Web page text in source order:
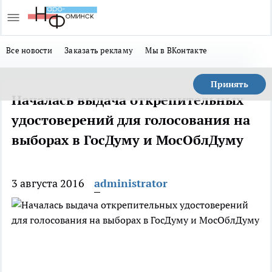
Все новости Заказать рекламу Мы в ВКонтакте
Принять
Началась выдача открепительных
удостоверений для голосования на
выборах в ГосДуму и МосОблДуму
3 августа 2016 administrator